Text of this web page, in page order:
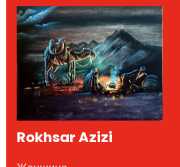
Rokhsar Azizi